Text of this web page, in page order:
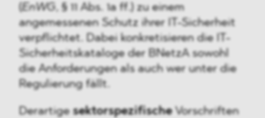
EnWG, § 11 Abs. 1a ff.) zu einem
angemessenen Schutz ihrer IT-Sicherheit
verpflichtet. Dabei konkretisieren die IT-
Sicherheitskataloge der BNetzA sowohl
die Anforderungen als auch wer unter die
Regulierung fällt.
Derartige sektorspezifischeVorschriften